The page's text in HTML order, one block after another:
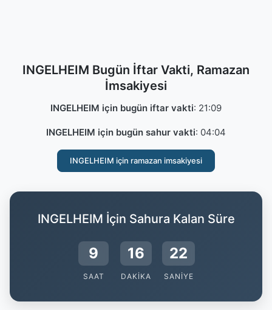
INGELHEIM Bugün İftar Vakti, Ramazan
İmsakiyesi
INGELHEIM için bugün iftar vakti: 21:09
INGELHEIM için bugün sahur vakti: 04:04
INGELHEIM için ramazan imsakiyesi
INGELHEIM İçin Sahura Kalan Süre
9
SAAT
16
DAKIKA
21
SANIYE